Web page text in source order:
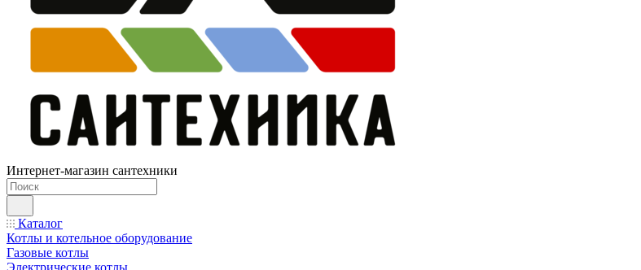
Интернет-магазин сантехники
Каталог
Котлы и котельное оборудование
Газовые котлы
Электрические котлы